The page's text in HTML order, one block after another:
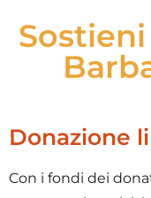
Donazione
Con i fondi dei